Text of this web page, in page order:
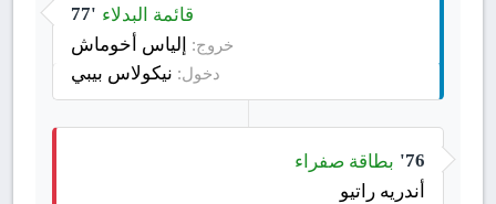
77' قائمة البدلاء
خروج: إلياس أخوماش
دخول: نيكولاس بيبي
76'
بطاقة صفراء
أندريه راتيو